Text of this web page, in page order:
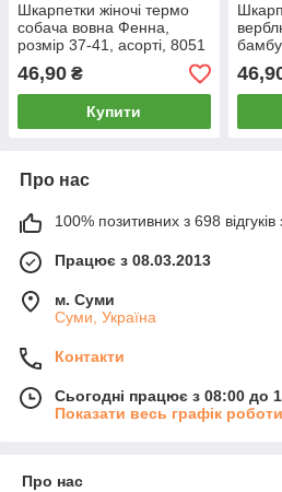
Шкарпетки жіночі термо
собача вовна Фенна,
розмір 37-41, асорті, 8051
46,90 ₴
Купити
37-
Про нас
100% позитивних з 698 відгуків
Працює з 08.03.2013
м. Суми
Суми, Україна
Контакти
Сьогодні працює з 08:00 до
Показати весь графік роботи
Про нас